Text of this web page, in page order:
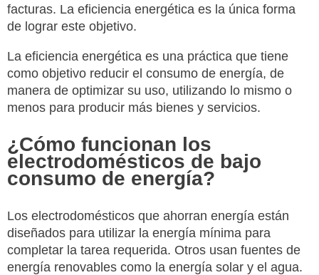
facturas. La eficiencia energética es la única forma
de lograr este objetivo.
La eficiencia energética es una práctica que tiene
como objetivo reducir el consumo de energía, de
manera de optimizar su uso, utilizando lo mismo o
menos para producir más bienes y servicios.
¿Cómo funcionan los
electrodomésticos de bajo
consumo de energía?
Los electrodomésticos que ahorran energía están
diseñados para utilizar la energía mínima para
completar la tarea requerida. Otros usan fuentes de
energía renovables como la energía solar y el agua.